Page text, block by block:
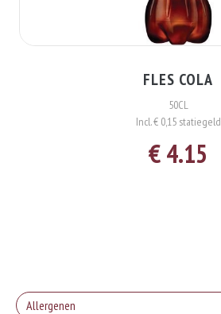
FLES COLA
50CL
Incl. € 0,15 statiegeld
€ 4.15
Allergenen